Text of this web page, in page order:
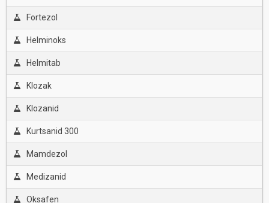
Fortezol
Helminoks
Helmitab
Klozak
Klozanid
Kurtsanid 300
Mamdezol
Medizanid
Oksafen